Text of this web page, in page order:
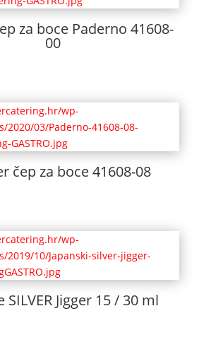
za boce Paderno 41608-
00
čep za boce 41608-08
SILVER Jigger 15 / 30 ml